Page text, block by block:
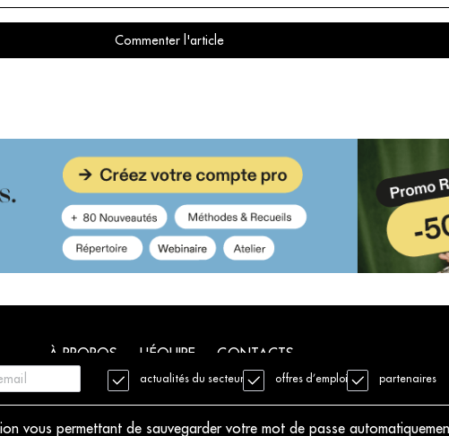
actualités du secteur offres d’emploi partenaires
vous permettant de sauvegarder votre mot de passe
Commenter l'article
À PROPOS L'ÉQUIPE CONTACTS
Politique